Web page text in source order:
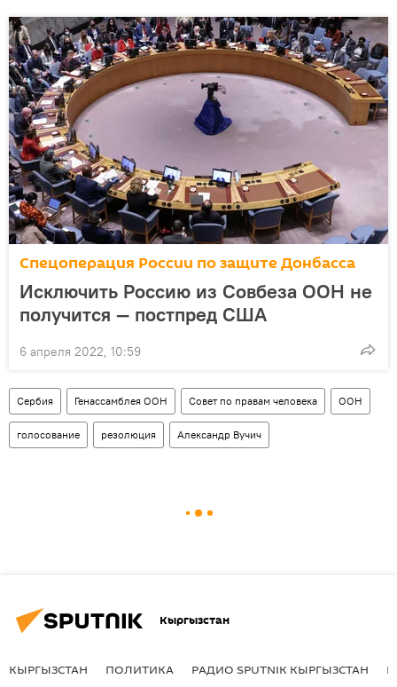
Спецоперация России по защите Донбасса
Исключить Россию из Совбеза ООН не
получится — постпред США
6 апреля 2022, 10:59
Сербия Генассамблея ООН Совет по правам человека ООН
голосование резолюция Александр Вучич
Кыргызстан
КЫРГЫЗСТАН ПОЛИТИКА РАДИО SPUTNIK КЫРГЫЗСТАН